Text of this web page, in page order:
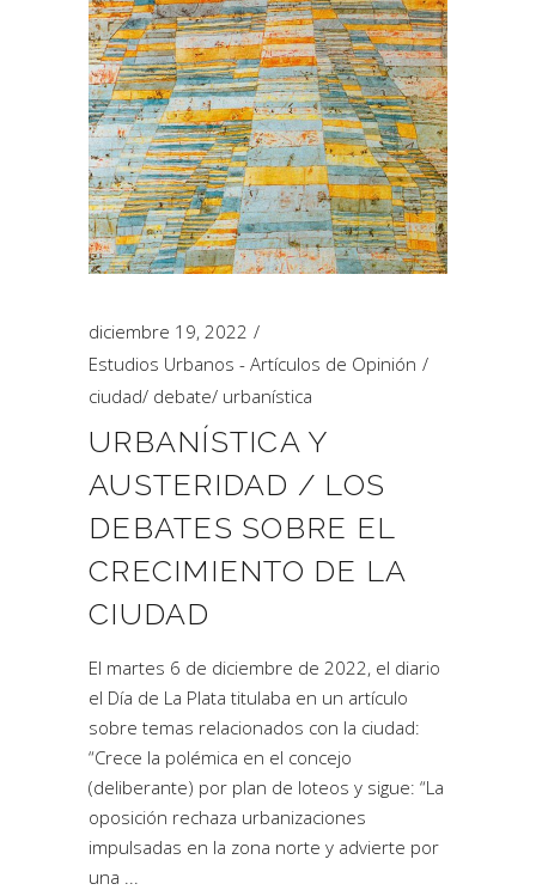
diciembre 19, 2022
Estudios Urbanos - Artículos de Opinión
ciudad/ debate/ urbanística
URBANÍSTICA Y
AUSTERIDAD / LOS
DEBATES SOBRE EL
CRECIMIENTO DE LA
CIUDAD
El martes 6 de diciembre de 2022, el diario
el Día de La Plata titulaba en un artículo
sobre temas relacionados con la ciudad:
“Crece la polémica en el concejo
(deliberante) por plan de loteos y sigue: “La
oposición rechaza urbanizaciones
impulsadas en la zona norte y advierte por
una